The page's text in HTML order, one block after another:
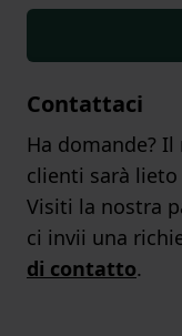
Contattaci
Ha domande?
clienti sarà
Visiti la nostra
ci invii una
di contatto.